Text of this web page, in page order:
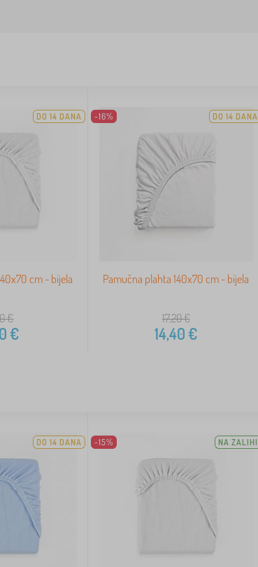
DO 14 DANA
cm - bijela
€
€
-16% DO 14 DANA
Pamučna plahta 140x70 cm - bijela
17,20€
14,40€
DO 14 DANA -15% NA ZALIHI